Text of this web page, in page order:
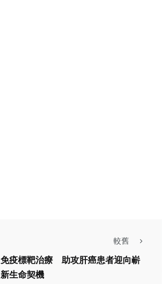
較舊
免疫標靶治療 助攻肝癌患者迎向嶄
新生命契機